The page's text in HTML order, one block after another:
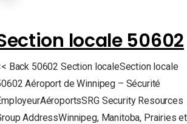
locale 50602
Back 50602 Section localeSection locale
Aéroport de Winnipeg – Sécurité
Security Resources
AddressWinnipeg, Manitoba, Prairies et